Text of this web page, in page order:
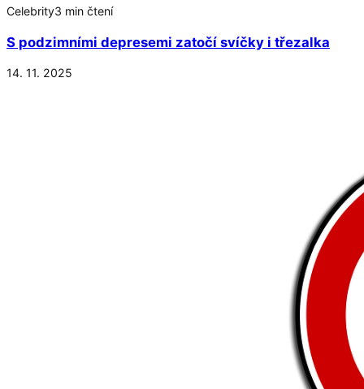
Celebrity3 min čtení
S podzimními depresemi zatočí svíčky i třezalka
14. 11. 2025